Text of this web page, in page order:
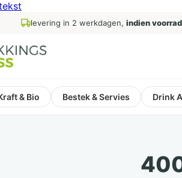
levering in 2 werkdagen, indien
& Bio Bestek & Servies Drink